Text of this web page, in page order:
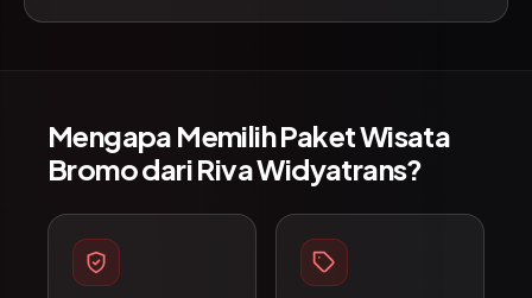
Mengapa Memilih Paket Wisata
Bromo dari Riva Widyatrans?